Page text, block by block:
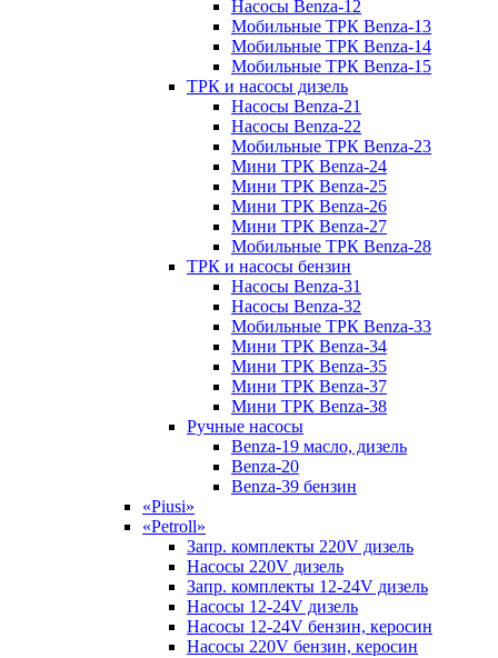
Насосы Benza-12
Мобильные ТРК Benza-13
Мобильные ТРК Benza-14
Мобильные ТРК Benza-15
ТРК и насосы дизель
Насосы Benza-21
Насосы Benza-22
Мобильные ТРК Benza-23
Мини ТРК Benza-24
Мини ТРК Benza-25
Мини ТРК Benza-26
Мини ТРК Benza-27
Мобильные ТРК Benza-28
ТРК и насосы бензин
Насосы Benza-31
Насосы Benza-32
Мобильные ТРК Benza-33
Мини ТРК Benza-34
Мини ТРК Benza-35
Мини ТРК Benza-37
Мини ТРК Benza-38
Ручные насосы
Benza-19 масло, дизель
Benza-20
Benza-39 бензин
«Piusi»
«Petroll»
Запр. комплекты 220V дизель
Насосы 220V дизель
Запр. комплекты 12-24V дизель
Насосы 12-24V дизель
Насосы 12-24V бензин, керосин
Насосы 220V бензин, керосин